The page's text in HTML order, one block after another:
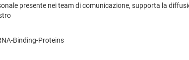
presente nei team di comunicazione, supporta la
Binding-Proteins